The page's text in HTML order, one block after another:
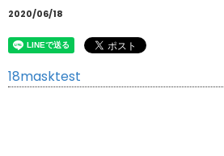
2020/06/18
18masktest